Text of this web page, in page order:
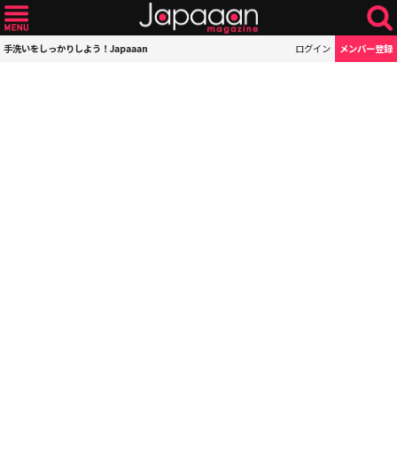
手洗いをしっかりしよう！Japaaan ログイン メンバー登録